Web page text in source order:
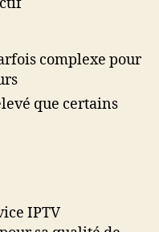
complexe pour
que certains
IPTV